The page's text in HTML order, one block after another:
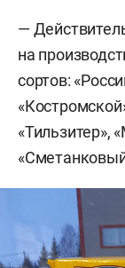
—
на
сортов:
«Тильзитер»,